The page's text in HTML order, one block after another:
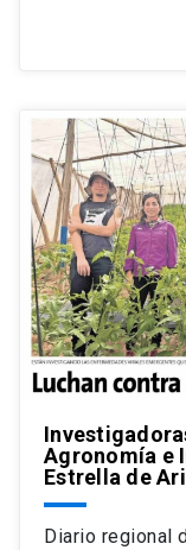
Agronomía e
Estrella de
Diario regional